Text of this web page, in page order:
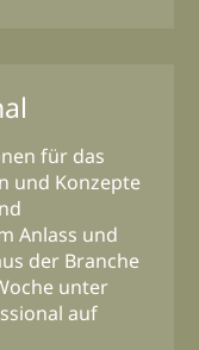
für das
und Konzepte
Anlass und
der Branche
unter
auf